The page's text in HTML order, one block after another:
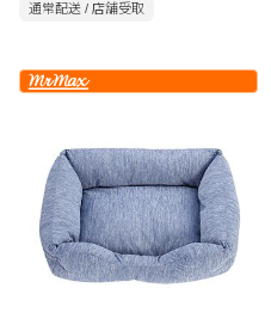
通常配送 / 店舗受取